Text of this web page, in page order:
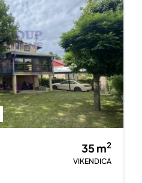
35m2
VIKENDICA